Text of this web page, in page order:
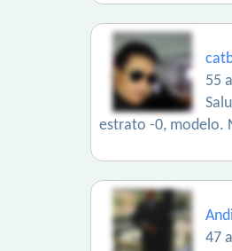
55
estrato -0, modelo.
47